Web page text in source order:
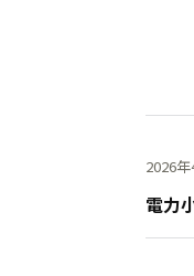
電力
2026